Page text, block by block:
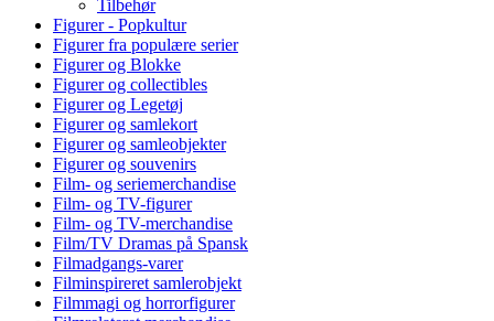
Tilbehør
Figurer - Popkultur
Figurer fra populære serier
Figurer og Blokke
Figurer og collectibles
Figurer og Legetøj
Figurer og samlekort
Figurer og samleobjekter
Figurer og souvenirs
Film- og seriemerchandise
Film- og TV-figurer
Film- og TV-merchandise
Film/TV Dramas på Spansk
Filmadgangs-varer
Filminspireret samlerobjekt
Filmmagi og horrorfigurer